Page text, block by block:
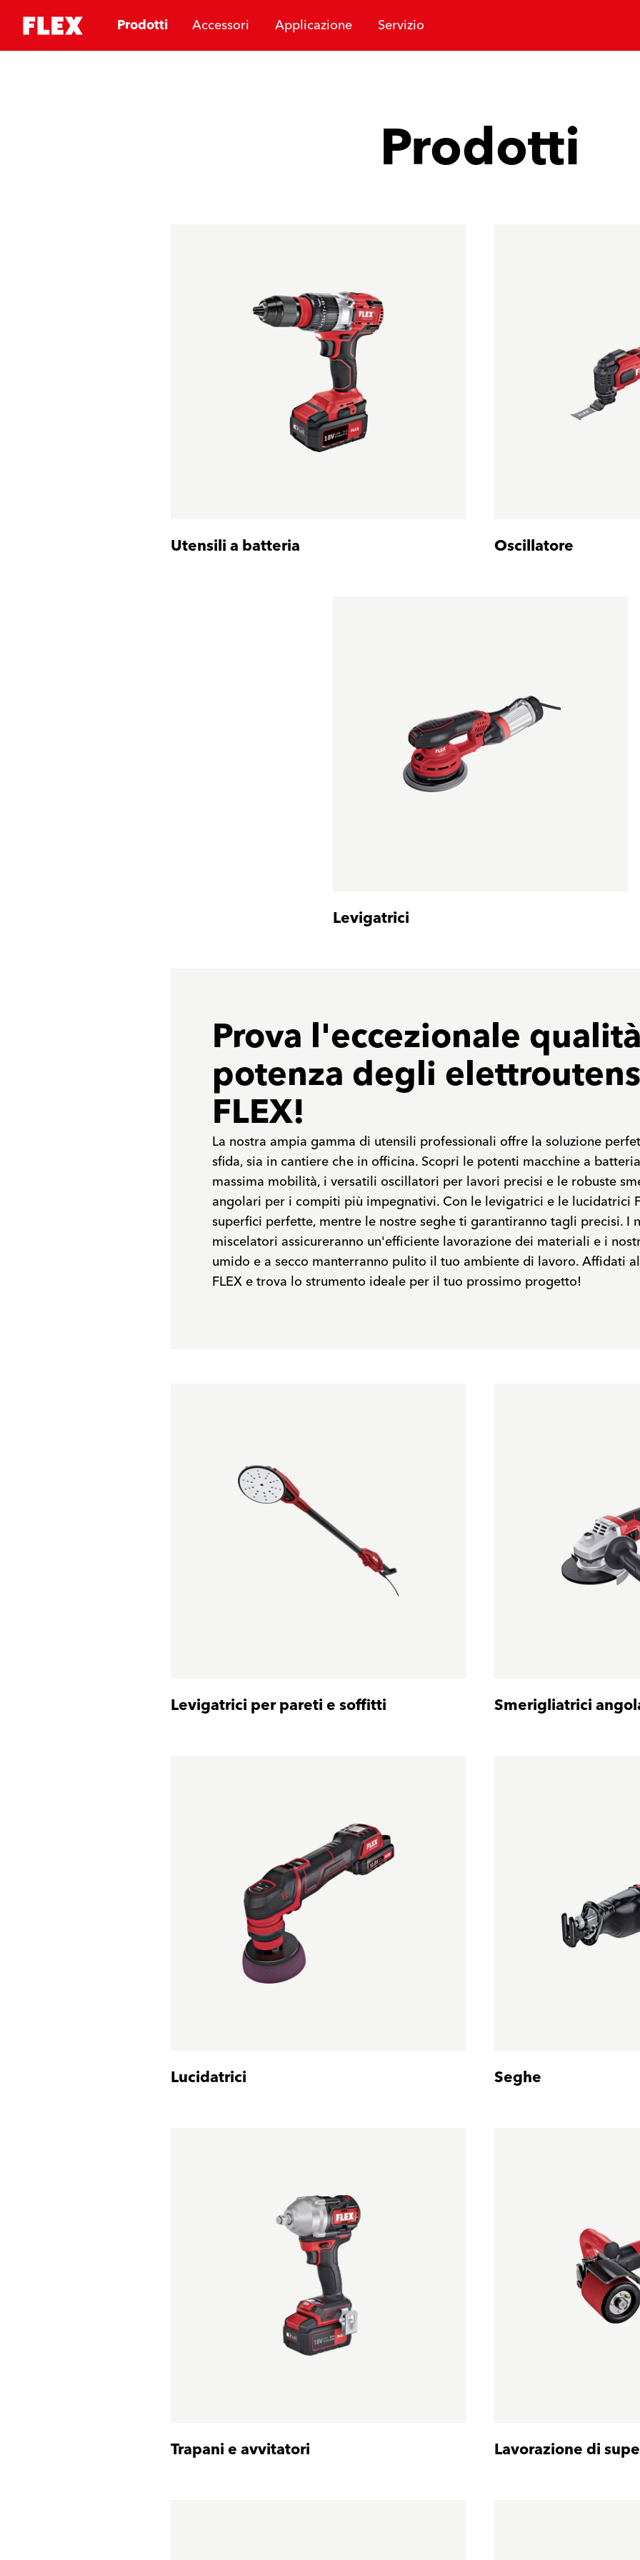
Prodotti Accessori Applicazione Servizio
Prodotti
Utensili a batteria Oscillatore
Levigatrici
Prova l'eccezionale
potenza degli
FLEX!
La nostra ampia gamma di utensili professionali offre la soluzione
sfida, sia in cantiere che in officina. Scopri le potenti macchine a
massima mobilità, i versatili oscillatori per lavori precisi e le robuste
angolari per i compiti più impegnativi. Con le levigatrici e le lucidatrici
superfici perfette, mentre le nostre seghe ti garantiranno tagli precisi. I
miscelatori assicureranno un'efficiente lavorazione dei materiali e i
umido e a secco manterranno pulito il tuo ambiente di lavoro. Affidati
FLEX e trova lo strumento ideale per il tuo prossimo progetto!
Levigatrici per pareti e soffitti Smerigliatrici
Lucidatrici Seghe
Trapani e avvitatori Lavorazione di